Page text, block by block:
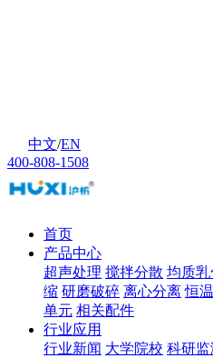
中文/EN
400-808-1508
首页
产品中心
超声处理 搅拌分散 均质乳
缩 研磨破碎 离心分离 恒
单元 相关配件
行业应用
行业新闻 大学院校 科研监